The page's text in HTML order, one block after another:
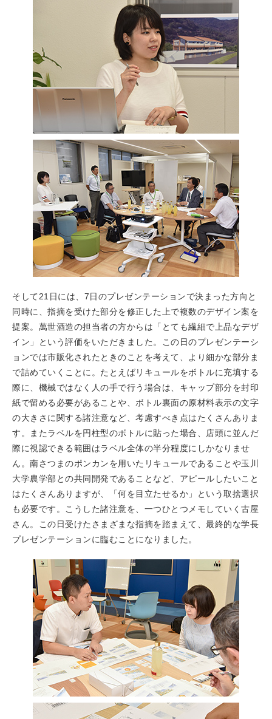
そして21日には、7日のプレゼンテーションで決まった方向と
同時に、指摘を受けた部分を修正した上で複数のデザイン案を
提案。萬世酒造の担当者の方からは「とても繊細で上品なデザ
イン」という評価をいただきました。この日のプレゼンテーシ
ョンでは市販化されたときのことを考えて、より細かな部分ま
で詰めていくことに。たとえばリキュールをボトルに充填する
際に、機械ではなく人の手で行う場合は、キャップ部分を封印
紙で留める必要があることや、ボトル裏面の原材料表示の文字
の大きさに関する諸注意など、考慮すべき点はたくさんありま
す。またラベルを円柱型のボトルに貼った場合、店頭に並んだ
際に視認できる範囲はラベル全体の半分程度にしかなりませ
ん。南さつまのポンカンを用いたリキュールであることや玉川
大学農学部との共同開発であることなど、アピールしたいこと
はたくさんありますが、「何を目立たせるか」という取捨選択
も必要です。こうした諸注意を、一つひとつメモしていく古屋
さん。この日受けたさまざまな指摘を踏まえて、最終的な学長
プレゼンテーションに臨むことになりました。